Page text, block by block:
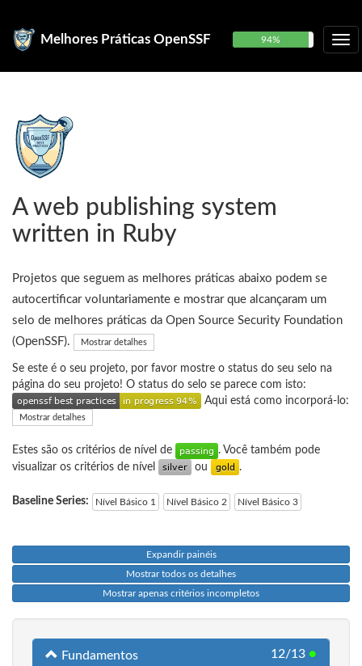
Melhores Práticas OpenSSF 94%
A web publishing system
written in Ruby
Projetos que seguem as melhores práticas abaixo podem se
autocertificar voluntariamente e mostrar que alcançaram um
selo de melhores práticas da Open Source Security Foundation
(OpenSSF).
Mostrar detalhes
Se este é o seu projeto, por favor mostre o status do seu selo na
página do seu projeto! O status do selo se parece com isto:
Aqui está como incorporá-lo:
Mostrar detalhes
Estes são os critérios de nível de
. Você também pode
visualizar os critérios de nível
ou .
Baseline Series: Nível Básico 1 Nível Básico 2 Nível Básico 3
Expandir painéis
Mostrar todos os detalhes
Mostrar apenas critérios incompletos
Fundamentos 12/13 ●